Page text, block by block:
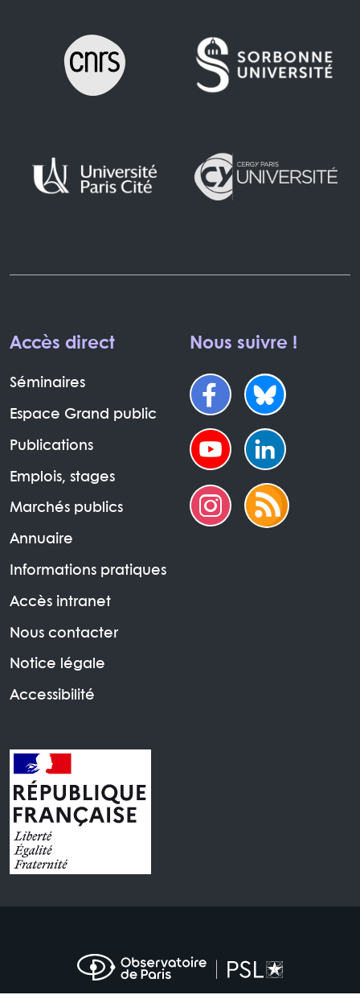
Accès direct
Séminaires
Espace Grand public
Publications
Emplois, stages
Marchés publics
Annuaire
Informations pratiques
Accès intranet
Nous contacter
Notice légale
Accessibilité
Nous suivre !